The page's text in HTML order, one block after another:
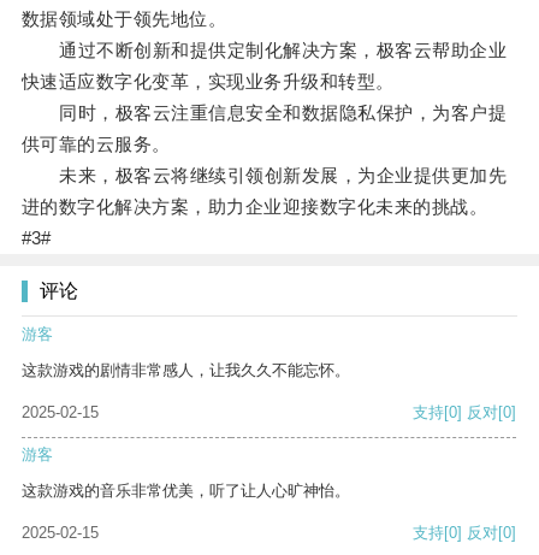
数据领域处于领先地位。
通过不断创新和提供定制化解决方案，极客云帮助企业
快速适应数字化变革，实现业务升级和转型。
同时，极客云注重信息安全和数据隐私保护，为客户提
供可靠的云服务。
未来，极客云将继续引领创新发展，为企业提供更加先
进的数字化解决方案，助力企业迎接数字化未来的挑战。
#3#
评论
游客
这款游戏的剧情非常感人，让我久久不能忘怀。
2025-02-15 支持[0] 反对[0]
游客
这款游戏的音乐非常优美，听了让人心旷神怡。
2025-02-15 支持[0] 反对[0]